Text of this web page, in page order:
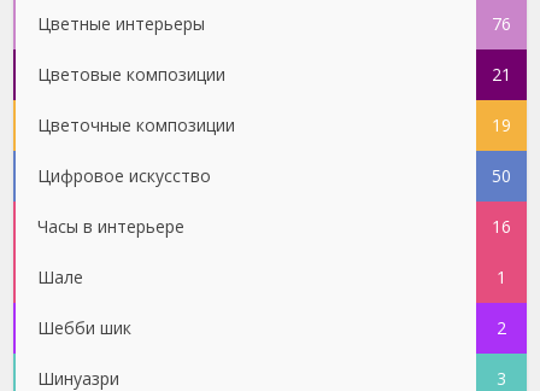
Цветные интерьеры 76
Цветовые композиции 21
Цветочные композиции 19
Цифровое искусство 50
Часы в интерьере 16
Шале 1
Шебби шик 2
Шинуазри 3